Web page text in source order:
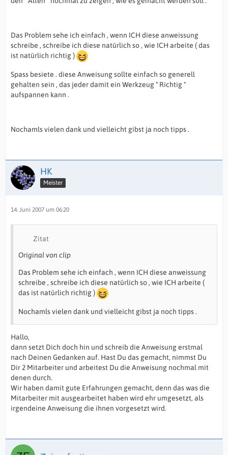
Das Problem sehe ich einfach , wenn ICH diese anweissung
schreibe , schreibe ich diese natürlich so , wie ICH arbeite ( das
ist natürlich richtig )
Spass besiete . diese Anweisung sollte einfach so generell
gehalten sein , das jeder damit ein Werkzeug " Richtig "
aufspannen kann .
Nochamls vielen dank und vielleicht gibst ja noch tipps .
HK
Meister
14. Juni 2007 um 06:20
Zitat
Original von clip
Das Problem sehe ich einfach , wenn ICH diese anweissung
schreibe , schreibe ich diese natürlich so , wie ICH arbeite (
das ist natürlich richtig )
Nochamls vielen dank und vielleicht gibst ja noch tipps .
Hallo,
dann setzt Dich doch hin und schreib die Anweisung erstmal
nach Deinen Gedanken auf. Hast Du das gemacht, nimmst Du
Dir 2 Mitarbeiter und arbeitest Du die Anweisung nochmal mit
denen durch.
Wir haben damit gute Erfahrungen gemacht, denn das was die
Mitarbeiter mit ausgearbeitet haben wird ehr umgesetzt, als
irgendeine Anweisung die ihnen vorgesetzt wird.